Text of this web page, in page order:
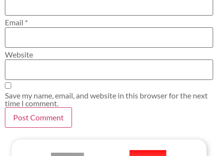
Email *
Website
Save my name, email, and website in this browser for the next
time I comment.